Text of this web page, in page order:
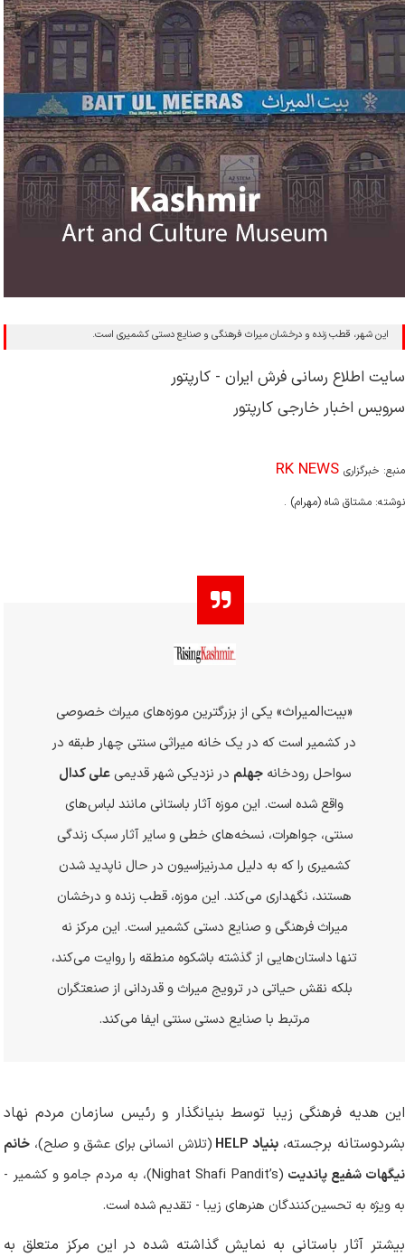
این شهر، قطب زنده و درخشان میراث فرهنگی و صنایع دستی کشمیری است.
سایت اطلاع رسانی فرش ایران - کارپتور
سرویس اخبار خارجی کارپتور
منبع: خبرگزاری RK NEWS
نوشته: مشتاق شاه (مهرام) .
«بیت‌المیراث»یکی از بزرگترین موزه‌های میراث خصوصی
در کشمیر است که در یک خانه میراثی سنتی چهار طبقه در
سواحل رودخانهجهلم در نزدیکی شهر قدیمیعلی کدال
واقع شده است. این موزه آثار باستانی مانند لباس‌های
سنتی، جواهرات، نسخه‌های خطی و سایر آثار سبک زندگی
کشمیری را که به دلیل مدرنیزاسیون در حال ناپدید شدن
هستند، نگهداری می‌کند. این موزه، قطب زنده و درخشان
میراث فرهنگی و صنایع دستی کشمیر است. این مرکز نه
تنها داستان‌هایی از گذشته باشکوه منطقه را روایت می‌کند،
بلکه نقش حیاتی در ترویج میراث و قدردانی از صنعتگران
مرتبط با صنایع دستی سنتی ایفا می‌کند.
این هدیه فرهنگی زیبا توسط بنیانگذار و رئیس سازمان مردم نهاد
بشردوستانه برجسته،بنیاد HELP (تلاش انسانی برای عشق و صلح)، خانم
نیگهات شفیع پاندیت (
Nighat Shafi Pandit’s)، به مردم جامو و کشمیر -
به ویژه به تحسین‌کنندگان هنرهای زیبا - تقدیم شده است.
بیشتر آثار باستانی به نمایش گذاشته شده در این مرکز متعلق به